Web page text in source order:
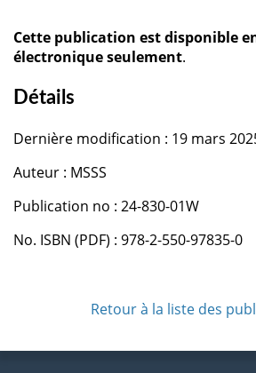
Cette publication est disponible
électronique seulement.
Détails
Dernière modification : 19 mars
Auteur : MSSS
Publication no : 24-830-01W
No. ISBN (PDF) : 978-2-550-97835-0
Retour à la liste des